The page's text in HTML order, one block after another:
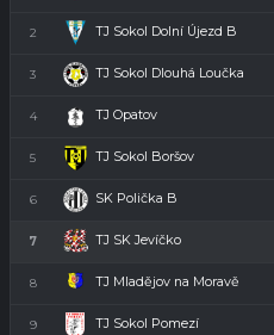
2 TJ Sokol Dolní Újezd B
3 TJ Sokol Dlouhá Loučka
4 TJ Opatov
5 TJ Sokol Boršov
6 SK Polička B
7 TJ SK Jevíčko
8 TJ Mladějov na Moravě
9 TJ Sokol Pomezí